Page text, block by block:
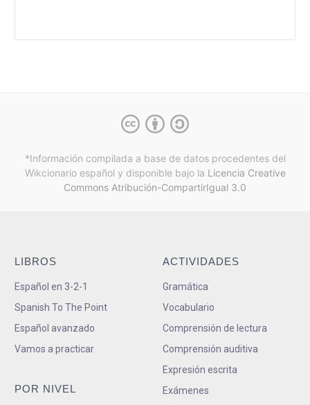
*Información compilada a base de datos procedentes del
Wikcionario español y disponible bajo la Licencia Creative
Commons Atribución-CompartirIgual 3.0
LIBROS
Español en 3-2-1
Spanish To The Point
Español avanzado
Vamos a practicar
POR NIVEL
ACTIVIDADES
Gramática
Vocabulario
Comprensión de lectura
Comprensión auditiva
Expresión escrita
Exámenes